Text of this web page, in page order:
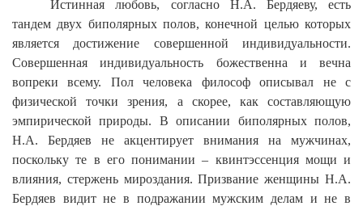
Истинная любовь, согласно Н.А. Бердяеву, есть
тандем двух биполярных полов, конечной целью которых
является достижение совершенной индивидуальности.
Совершенная индивидуальность божественна и вечна
вопреки всему. Пол человека философ описывал не с
физической точки зрения, а скорее, как составляющую
эмпирической природы. В описании биполярных полов,
Н.А. Бердяев не акцентирует внимания на мужчинах,
поскольку те в его понимании – квинтэссенция мощи и
влияния, стержень мироздания.Призвание женщины Н.А.
Бердяев видит не в подражании мужским делам и не в